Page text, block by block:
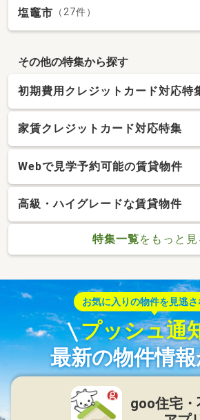
塩竈市 （27件）
その他の特集から探す
初期費用クレジットカード対応特
家賃クレジットカード対応特集
Webで見学予約可能の賃貸物件
高級・ハイグレードな賃貸物件
特集一覧をもっと見
お気に入りの物件を見逃さ
プッシュ通
最新の物件情
goo住宅・